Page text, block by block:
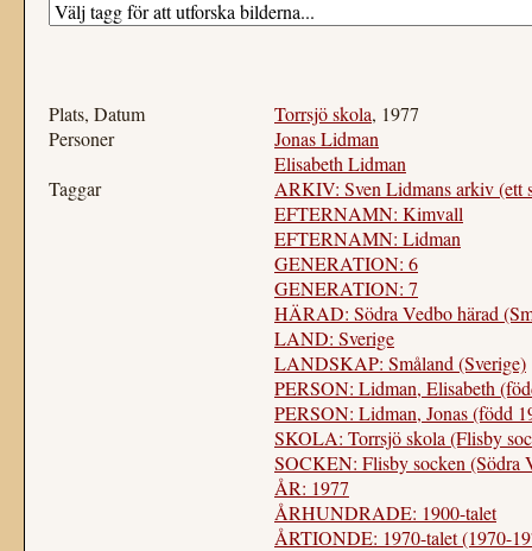
Plats, Datum Torrsjö skola, 1977
Personer
Jonas Lidman
Elisabeth Lidman
Taggar
ARKIV: Sven Lidmans arkiv (ett
EFTERNAMN: Kimvall
EFTERNAMN: Lidman
GENERATION: 6
GENERATION: 7
HÄRAD: Södra Vedbo härad
LAND: Sverige
LANDSKAP: Småland (Sverige)
PERSON: Lidman, Elisabeth
PERSON: Lidman, Jonas (född
SKOLA: Torrsjö skola (Flisby
SOCKEN: Flisby socken (Södra
ÅR: 1977
ÅRHUNDRADE: 1900-talet
ÅRTIONDE: 1970-talet (1970-